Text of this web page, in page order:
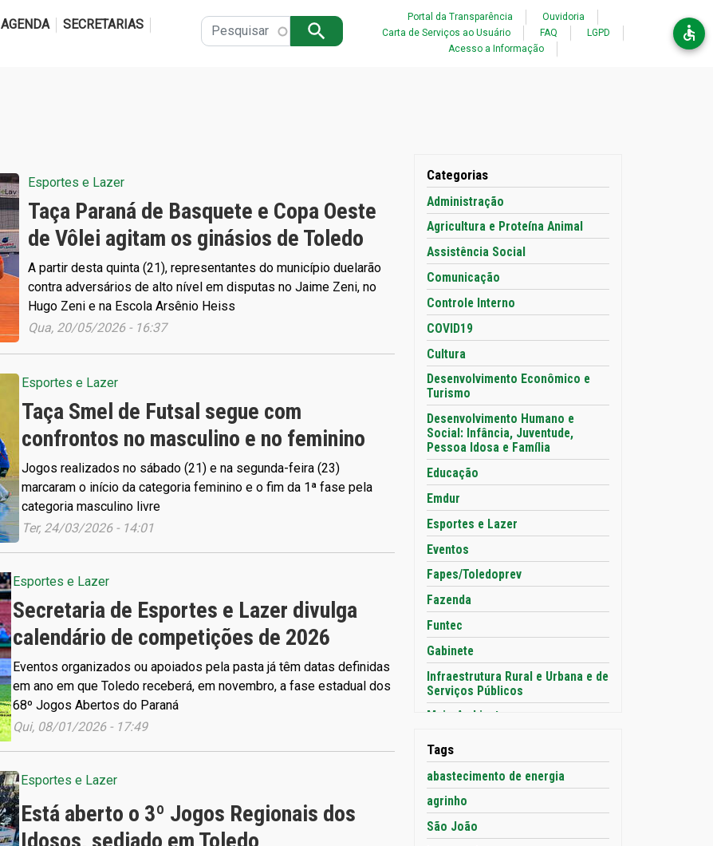
AGENDA
SECRETARIAS
Apply Acessibilidade
Portal da Transparência
Ouvidoria
Carta de Serviços ao Usuário
FAQ
LGPD
Acesso a Informação
Esportes e Lazer
Taça Paraná de Basquete e Copa Oeste
de Vôlei agitam os ginásios de Toledo
A partir desta quinta (21), representantes do município duelarão
contra adversários de alto nível em disputas no Jaime Zeni, no
Hugo Zeni e na Escola Arsênio Heiss
Qua, 20/05/2026 - 16:37
Esportes e Lazer
Taça Smel de Futsal segue com
confrontos no masculino e no feminino
Jogos realizados no sábado (21) e na segunda-feira (23)
marcaram o início da categoria feminino e o fim da 1ª fase pela
categoria masculino livre
Ter, 24/03/2026 - 14:01
Esportes e Lazer
Secretaria de Esportes e Lazer divulga
calendário de competições de 2026
Eventos organizados ou apoiados pela pasta já têm datas definidas
em ano em que Toledo receberá, em novembro, a fase estadual dos
68º Jogos Abertos do Paraná
Qui, 08/01/2026 - 17:49
Esportes e Lazer
Está aberto o 3º Jogos Regionais dos
Categorias
Administração
Agricultura e Proteína Animal
Assistência Social
Comunicação
Controle Interno
COVID19
Cultura
Desenvolvimento Econômico e
Turismo
Desenvolvimento Humano e
Social: Infância, Juventude,
Pessoa Idosa e Família
Educação
Emdur
Esportes e Lazer
Eventos
Fapes/Toledoprev
Fazenda
Funtec
Gabinete
Infraestrutura Rural e Urbana e de
Serviços Públicos
Meio Ambiente
Mulher
ODS
Outros...
Ouvidoria
Planejamento, Habitação e
Tags
abastecimento de energia
agrinho
São João